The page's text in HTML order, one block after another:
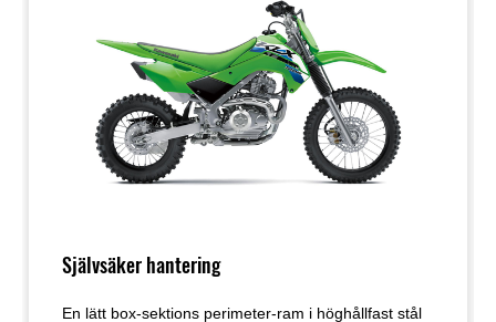
Självsäker hantering
En lätt box-sektions perimeter-ram i höghållfast stål